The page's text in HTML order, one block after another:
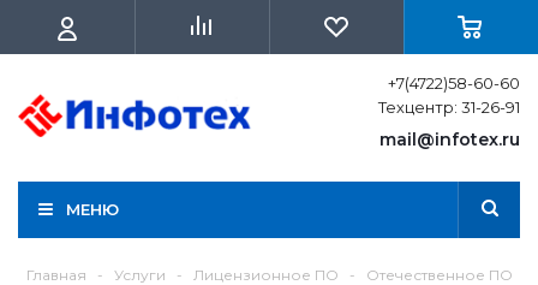
+7(4722)58-60-60
Техцентр: 31-26-91
mail@infotex.ru
МЕНЮ
Главная - Услуги - Лицензионное ПО -
Отечественное ПО